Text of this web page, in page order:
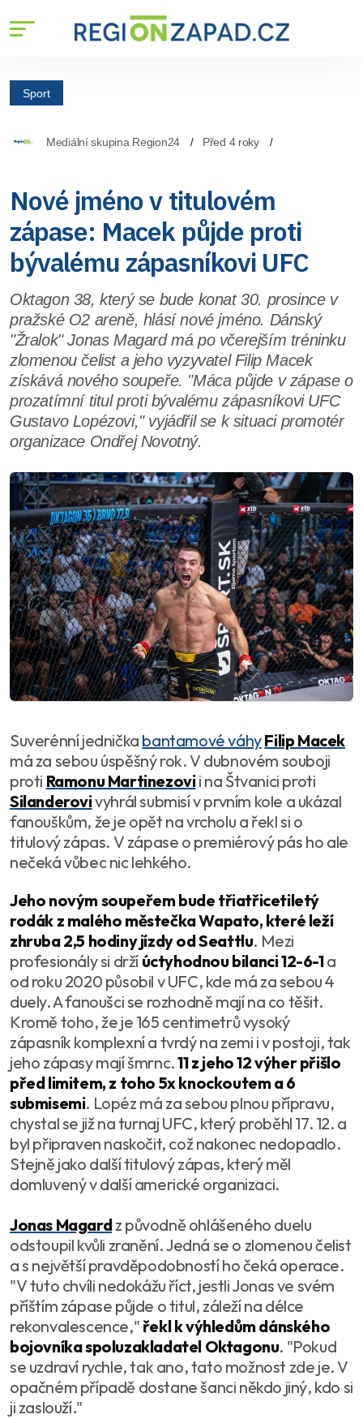
Sport
Mediální skupina Region24 Před 4 roky
Nové jméno v titulovém
zápase: Macek půjde proti
bývalému zápasníkovi UFC
Oktagon 38, který se bude konat 30. prosince v
pražské O2 areně, hlásí nové jméno. Dánský
"Žralok" Jonas Magard má po včerejším tréninku
zlomenou čelist a jeho vyzyvatel Filip Macek
získává nového soupeře. "Máca půjde v zápase o
prozatímní titul proti bývalému zápasníkovi UFC
Gustavo Lopézovi," vyjádřil se k situaci promotér
organizace Ondřej Novotný.
Suverénní jednička bantamové váhyFilip Macek
má za sebou úspěšný rok. V dubnovém souboji
proti Ramonu Martinezovii na Štvanici proti
Silanderovivyhrál submisí v prvním kole a ukázal
fanouškům, že je opět na vrcholu a řekl si o
titulový zápas. V zápase o premiérový pás ho ale
nečeká vůbec nic lehkého.
Jeho novým soupeřem bude třiatřicetiletý
rodák z malého městečka Wapato, které leží
zhruba 2,5 hodiny jízdy od Seattlu. Mezi
profesionály si drží úctyhodnou bilanci 12-6-1a
od roku 2020 působil v UFC, kde má za sebou 4
duely. A fanoušci se rozhodně mají na co těšit.
Kromě toho, že je 165 centimetrů vysoký
zápasník komplexní a tvrdý na zemi i v postoji, tak
jeho zápasy mají šmrnc.11 z jeho 12 výher přišlo
před limitem, z toho 5x knockoutem a 6
submisemi. Lopéz má za sebou plnou přípravu,
chystal se již na turnaj UFC, který proběhl 17. 12. a
byl připraven naskočit, což nakonec nedopadlo.
Stejně jako další titulový zápas, který měl
domluvený v další americké organizaci.
Jonas Magardz původně ohlášeného duelu
odstoupil kvůli zranění. Jedná se o zlomenou čelist
a s největší pravděpodobností ho čeká operace.
"V tuto chvíli nedokážu říct, jestli Jonas ve svém
příštím zápase půjde o titul, záleží na délce
rekonvalescence," řekl k výhledům dánského
bojovníka spoluzakladatel Oktagonu. "Pokud
se uzdraví rychle, tak ano, tato možnost zde je. V
opačném případě dostane šanci někdo jiný, kdo si
ji zaslouží."